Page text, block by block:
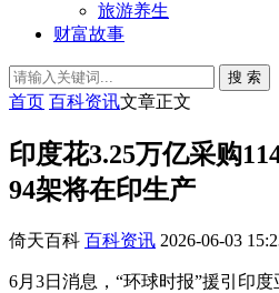
旅游养生
财富故事
搜 索
首页 百科资讯文章正文
印度花3.25万亿采购
94架将在印生产
倚天百科 百科资讯 2026-06-03
6月3日消息，“环球时报”援引印